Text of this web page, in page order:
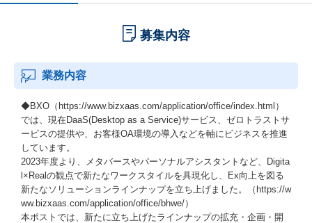
募集内容
業務内容
◆BXO（https://www.bizxaas.com/application/office/index.html）
では、現在DaaS(Desktop as a Service)サービス、ゼロトラストサ
ービスの提供や、お客様OA環境の導入などを軸にビジネスを推進
しています。
2023年度より、メタバースやパーソナルアシスタントなど、Digita
l×Realの観点で新たなワークスタイルを具現化し、Ex向上を図る
新たなソリューションラインナップを立ち上げました。（https://w
ww.bizxaas.com/application/office/bhwe/）
本ポストでは、新たに立ち上げたラインナップの拡充・企画・開